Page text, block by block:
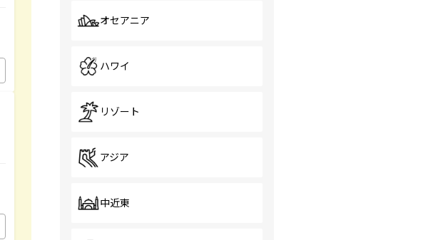
オセアニア
ハワイ
リゾート
アジア
中近東